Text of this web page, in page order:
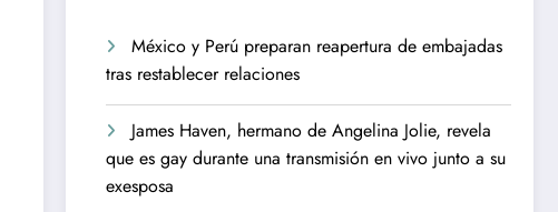
México y Perú preparan reapertura de embajadas
tras restablecer relaciones
James Haven, hermano de Angelina Jolie, revela
que es gay durante una transmisión en vivo junto a su
exesposa